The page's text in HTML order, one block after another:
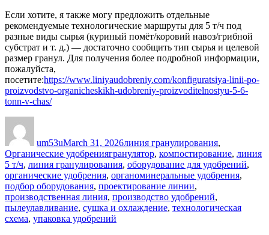
Если хотите, я также могу предложить отдельные
рекомендуемые технологические маршруты для 5 т/ч под
разные виды сырья (куриный помёт/коровий навоз/грибной
субстрат и т. д.) — достаточно сообщить тип сырья и целевой
размер гранул. Для получения более подробной информации,
пожалуйста,
посетите:https://www.liniyaudobreniy.com/konfiguratsiya-linii-po-
proizvodstvo-organicheskikh-udobreniy-proizvoditelnostyu-5-6-
tonn-v-chas/
um53uMarch 31, 2026линия гранулирования,
Органические удобренияTags
гранулятор, компостирование, линия
5 т/ч, линия гранулирования, оборудование для удобрений,
органические удобрения, органоминеральные удобрения,
подбор оборудования, проектирование линии,
производственная линия, производство удобрений,
пылеулавливание, сушка и охлаждение, технологическая
схема, упаковка удобрений